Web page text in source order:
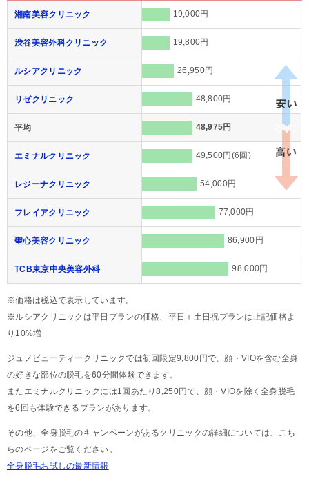
湘南美容クリニック 19,000円
渋谷美容外科クリニック 19,800円
ルシアクリニック 26,950円
リゼクリニック 48,800円
平均 48,975円
エミナルクリニック 49,500円(6回)
レジーナクリニック 54,000円
フレイアクリニック 77,000円
聖心美容クリニック 86,900円
TCB東京中央美容外科 98,000円
※価格は税込で表示しています。
※ルシアクリニックは平日プランの価格、平日＋土日祝プランは上記価格よ
り10%増
ジュノビューティークリニックでは初回限定9,800円で、顔・VIOを含む全身
の好きな部位の脱毛を60分間体験できます。
またエミナルクリニックには1回あたり8,250円で、顔・VIOを除く全身脱毛
を6回も体験できるプランがあります。
その他、全身脱毛のキャンペーンがあるクリニックの詳細については、こち
らのページをご覧ください。
全身脱毛お試しの最新情報